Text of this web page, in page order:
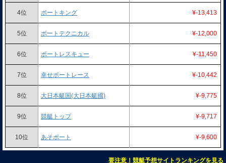
4位 ボートキング ¥-13,413
5位 ボートテクニカル ¥-12,000
6位 ボートレスキュー ¥-11,450
7位 幸せボートレース ¥-10,442
8位 大日本艇国(大日本艇國) ¥-9,775
9位 競艇トップ ¥-9,717
10位 あそボート ¥-9,600
要注意！競艇予想サイトランキングを見る